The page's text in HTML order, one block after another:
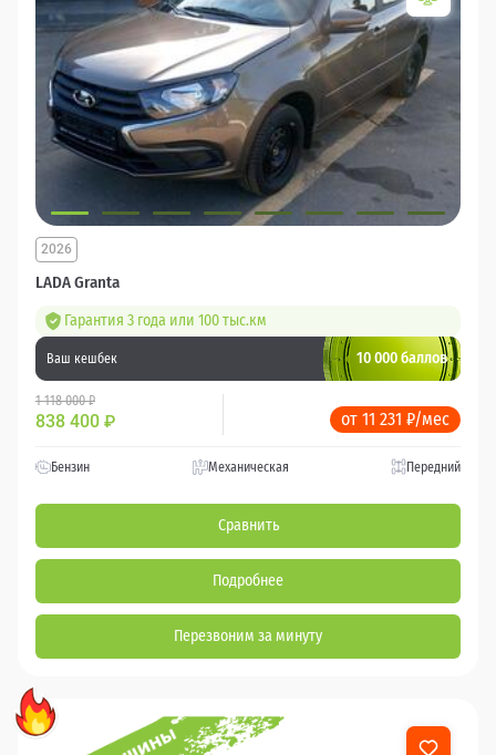
LADA Granta
2026
Гарантия 3 года или 100 тыс.км
Ваш кешбек 10 000 баллов
1 118 000 ₽
838 400 ₽ от 11 231 ₽/мес
Бензин Механическая Передний
Сравнить
Подробнее
Перезвоним за минуту